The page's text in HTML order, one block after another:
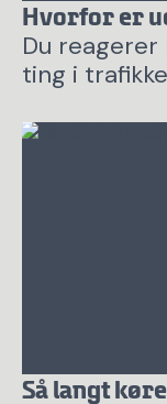
Hvorfor er
Du
ting i
Så langt